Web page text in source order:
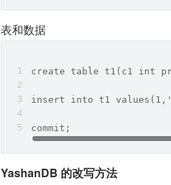
表和数据
create table t1(c1 int
insert into t1
commit;
YashanDB 的改写方法